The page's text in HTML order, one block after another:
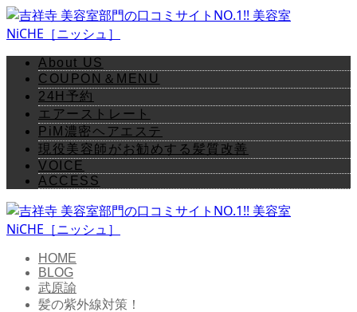
About US
COUPON＆MENU
24H予約
エアーストレート
PiM濃密ヘアエステ
現役美容師がお勧めする髪質改善
VOICE
ACCESS
HOME
BLOG
武原諭
髪の紫外線対策！